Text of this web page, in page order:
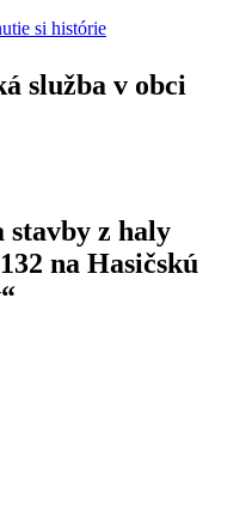
služba v obci
stavby z haly
na Hasičskú